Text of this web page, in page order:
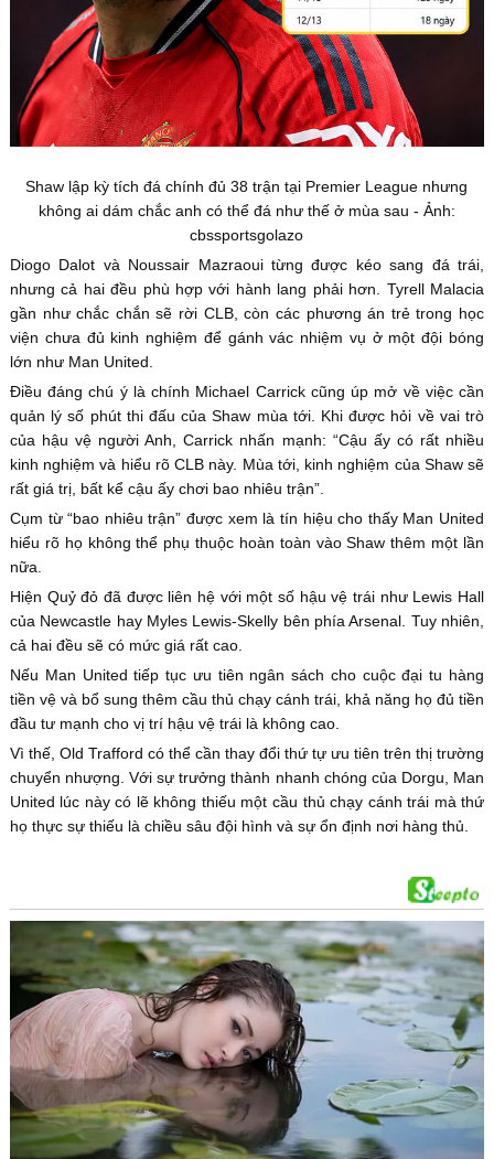
Shaw lập kỳ tích đá chính đủ 38 trận tại Premier League nhưng
không ai dám chắc anh có thể đá như thế ở mùa sau - Ảnh:
cbssportsgolazo
Diogo Dalot và Noussair Mazraoui từng được kéo sang đá trái,
nhưng cả hai đều phù hợp với hành lang phải hơn. Tyrell Malacia
gần như chắc chắn sẽ rời CLB, còn các phương án trẻ trong học
viện chưa đủ kinh nghiệm để gánh vác nhiệm vụ ở một đội bóng
lớn như Man United.
Điều đáng chú ý là chính Michael Carrick cũng úp mở về việc cần
quản lý số phút thi đấu của Shaw mùa tới. Khi được hỏi về vai trò
của hậu vệ người Anh, Carrick nhấn mạnh: “Cậu ấy có rất nhiều
kinh nghiệm và hiểu rõ CLB này. Mùa tới, kinh nghiệm của Shaw sẽ
rất giá trị, bất kể cậu ấy chơi bao nhiêu trận”.
Cụm từ “bao nhiêu trận” được xem là tín hiệu cho thấy Man United
hiểu rõ họ không thể phụ thuộc hoàn toàn vào Shaw thêm một lần
nữa.
Hiện Quỷ đỏ đã được liên hệ với một số hậu vệ trái như Lewis Hall
của Newcastle hay Myles Lewis-Skelly bên phía Arsenal. Tuy nhiên,
cả hai đều sẽ có mức giá rất cao.
Nếu Man United tiếp tục ưu tiên ngân sách cho cuộc đại tu hàng
tiền vệ và bổ sung thêm cầu thủ chạy cánh trái, khả năng họ đủ tiền
đầu tư mạnh cho vị trí hậu vệ trái là không cao.
Vì thế, Old Trafford có thể cần thay đổi thứ tự ưu tiên trên thị trường
chuyển nhượng. Với sự trưởng thành nhanh chóng của Dorgu, Man
United lúc này có lẽ không thiếu một cầu thủ chạy cánh trái mà thứ
họ thực sự thiếu là chiều sâu đội hình và sự ổn định nơi hàng thủ.